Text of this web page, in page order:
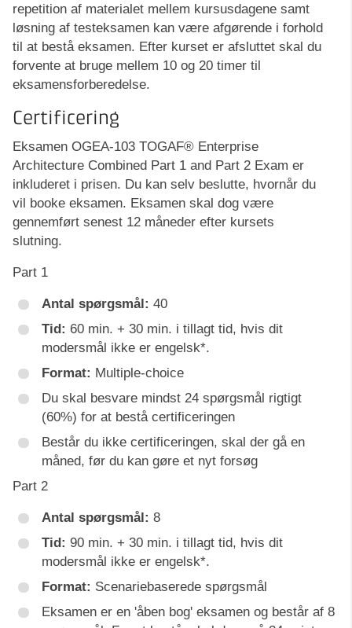
repetition af materialet mellem kursusdagene samt
løsning af testeksamen kan være afgørende i forhold
til at bestå eksamen. Efter kurset er afsluttet skal du
forvente at bruge mellem 10 og 20 timer til
eksamensforberedelse.
Certificering
Eksamen OGEA-103 TOGAF® Enterprise
Architecture Combined Part 1 and Part 2 Exam er
inkluderet i prisen. Du kan selv beslutte, hvornår du
vil booke eksamen. Eksamen skal dog være
gennemført senest 12 måneder efter kursets
slutning.
Part 1
Antal spørgsmål:40
Tid:60 min. + 30 min. i tillagt tid, hvis dit
modersmål ikke er engelsk*.
Format: Multiple-choice
Du skal besvare mindst 24 spørgsmål rigtigt
(60%) for at bestå certificeringen
Består du ikke certificeringen, skal der gå en
måned, før du kan gøre et nyt forsøg
Part 2
Antal spørgsmål:8
Tid:90 min. + 30 min. i tillagt tid, hvis dit
modersmål ikke er engelsk*.
Format: Scenariebaserede spørgsmål
Eksamen er en 'åben bog' eksamen og består af 8